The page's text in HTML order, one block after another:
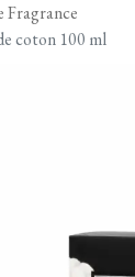
Fragrance
coton 100 ml